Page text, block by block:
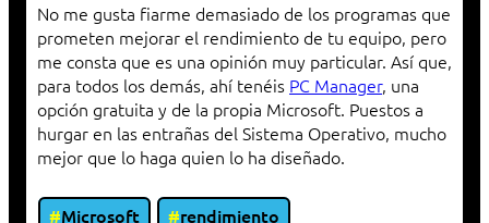
No me gusta fiarme demasiado de los programas que
prometen mejorar el rendimiento de tu equipo, pero
me consta que es una opinión muy particular. Así que,
para todos los demás, ahí tenéis PC Manager, una
opción gratuita y de la propia Microsoft. Puestos a
hurgar en las entrañas del Sistema Operativo, mucho
mejor que lo haga quien lo ha diseñado.
Microsoft
rendimiento